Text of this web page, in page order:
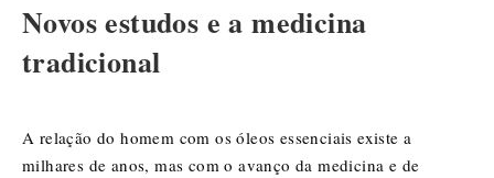
Novos estudos e a medicina
tradicional
A relação do homem com os óleos essenciais existe a
milhares de anos, mas com o avanço da medicina e de